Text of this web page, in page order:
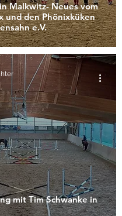
Malkwitz- Neues vom
und den Phönixküken
e.V.
mit Tim Schwanke in